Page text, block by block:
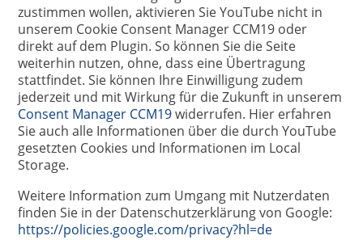
zustimmen wollen, aktivieren Sie YouTube nicht in
unserem Cookie Consent Manager CCM19 oder
direkt auf dem Plugin. So können Sie die Seite
weiterhin nutzen, ohne, dass eine Übertragung
stattfindet. Sie können Ihre Einwilligung zudem
jederzeit und mit Wirkung für die Zukunft in unserem
Consent Manager CCM19widerrufen. Hier erfahren
Sie auch alle Informationen über die durch YouTube
gesetzten Cookies und Informationen im Local
Storage.
Weitere Information zum Umgang mit Nutzerdaten
finden Sie in der Datenschutzerklärung von Google:
https://policies.google.com/privacy?hl=de